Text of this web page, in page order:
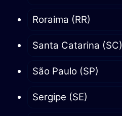
Roraima (RR)
Santa Catarina (SC)
São Paulo (SP)
Sergipe (SE)